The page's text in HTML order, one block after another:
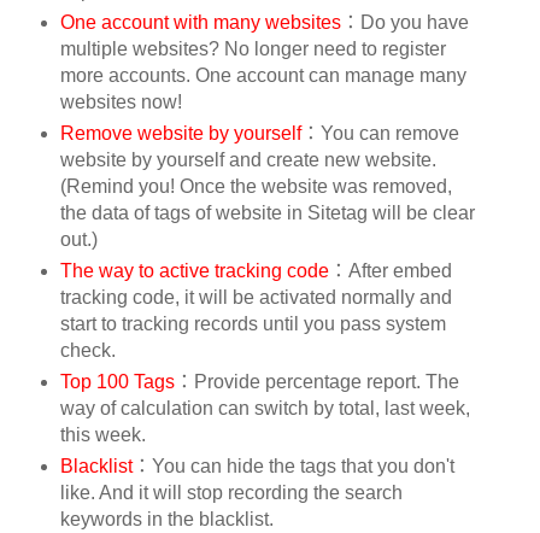
One account with many websites：Do you have
multiple websites? No longer need to register
more accounts. One account can manage many
websites now!
Remove website by yourself：You can remove
website by yourself and create new website.
(Remind you! Once the website was removed,
the data of tags of website in Sitetag will be clear
out.)
The way to active tracking code：After embed
tracking code, it will be activated normally and
start to tracking records until you pass system
check.
Top 100 Tags：Provide percentage report. The
way of calculation can switch by total, last week,
this week.
Blacklist：You can hide the tags that you don't
like. And it will stop recording the search
keywords in the blacklist.